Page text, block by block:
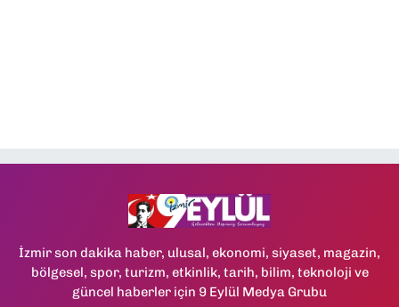
İzmir son dakika haber, ulusal, ekonomi, siyaset, magazin,
bölgesel, spor, turizm, etkinlik, tarih, bilim, teknoloji ve
güncel haberler için 9 Eylül Medya Grubu